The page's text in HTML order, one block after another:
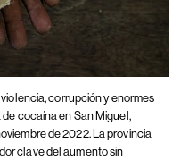
corrupción y enormes
cocaína en San Miguel,
de 2022. La provincia
clave del aumento sin